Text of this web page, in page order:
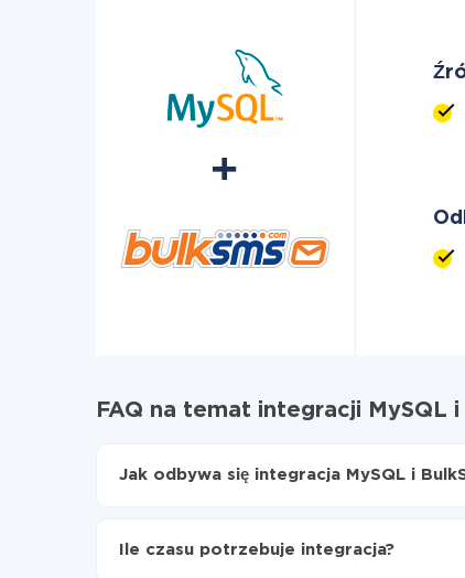
FAQ na temat integracji MySQL i
Jak odbywa się integracja MySQL i
Włącz aktualizację
Ile czasu potrzebuje integracja?